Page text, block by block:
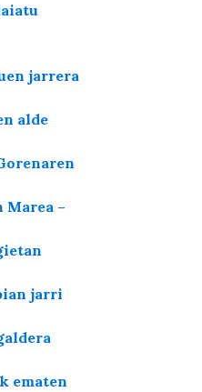
jarrera
alde
–
jarri
ematen